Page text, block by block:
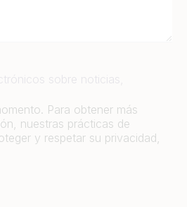
Para obtener más
nuestras prácticas de
y respetar su privacidad,